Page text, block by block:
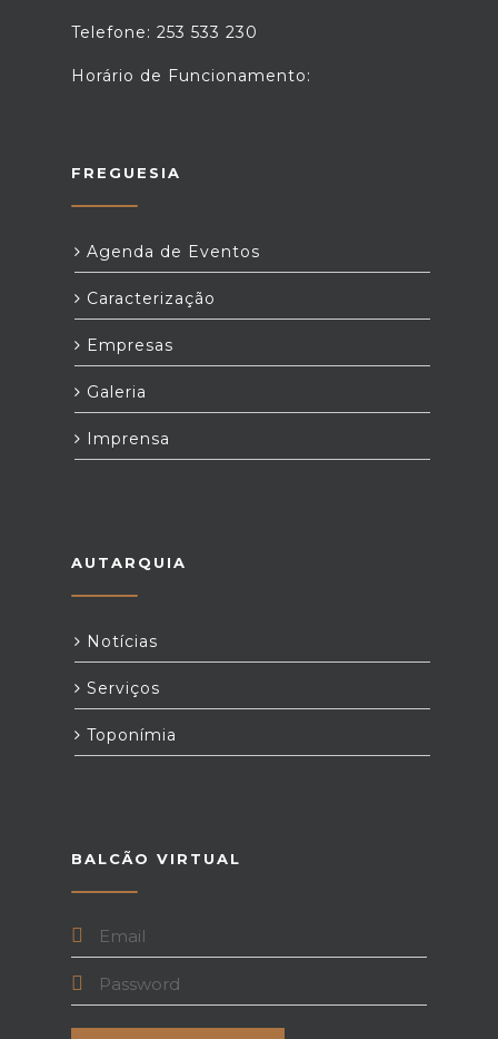
Telefone: 253 533 230
Horário de Funcionamento:
FREGUESIA
Agenda de Eventos
Caracterização
Empresas
Galeria
Imprensa
AUTARQUIA
Notícias
Serviços
Toponímia
BALCÃO VIRTUAL